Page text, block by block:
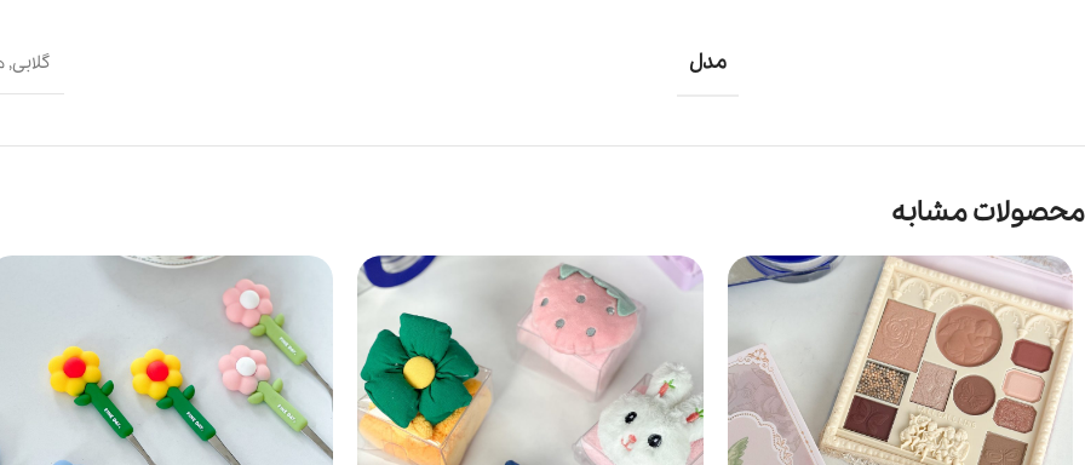
مدل گلابی,
محصولات مشابه